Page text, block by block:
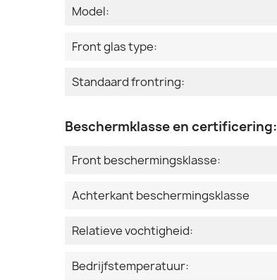
Model:
Front glas type:
Standaard frontring:
Beschermklasse en certificering:
Front beschermingsklasse:
Achterkant beschermingsklasse
Relatieve vochtigheid:
Bedrijfstemperatuur: